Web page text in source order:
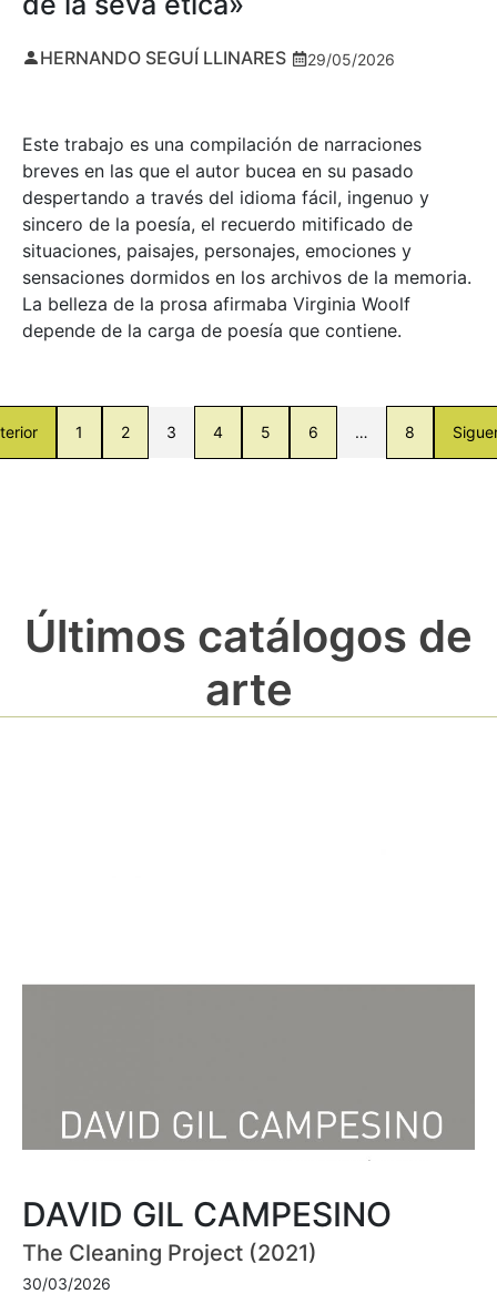
HERNANDO SEGUÍ LLINARES 29/05/2026
Este trabajo es una compilación de narraciones
breves en las que el autor bucea en su pasado
despertando a través del idioma fácil, ingenuo y
sincero de la poesía, el recuerdo mitificado de
situaciones, paisajes, personajes, emociones y
sensaciones dormidos en los archivos de la memoria.
La belleza de la prosa afirmaba Virginia Woolf
depende de la carga de poesía que contiene.
1 2 3 4 5 6 … 8
Últimos catálogos de
arte
DAVID GIL CAMPESINO
The Cleaning Project (2021)
30/03/2026